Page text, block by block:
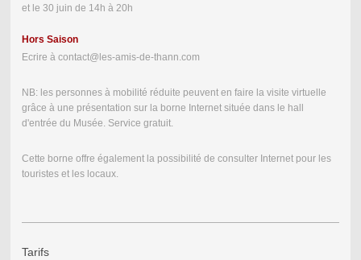
et le 30 juin de 14h à 20h
Hors Saison
Ecrire à contact@les-amis-de-thann.com
NB: les personnes à mobilité réduite peuvent en faire la visite virtuelle
grâce à une présentation sur la borne Internet située dans le hall
d'entrée du Musée. Service gratuit.
Cette borne offre également la possibilité de consulter Internet pour les
touristes et les locaux.
Tarifs